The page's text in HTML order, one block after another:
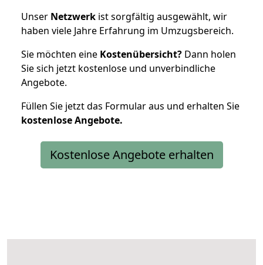
Unser Netzwerk ist sorgfältig ausgewählt, wir
haben viele Jahre Erfahrung im Umzugsbereich.
Sie möchten eine Kostenübersicht? Dann holen
Sie sich jetzt kostenlose und unverbindliche
Angebote.
Füllen Sie jetzt das Formular aus und erhalten Sie
kostenloseAngebote.
Kostenlose Angebote erhalten